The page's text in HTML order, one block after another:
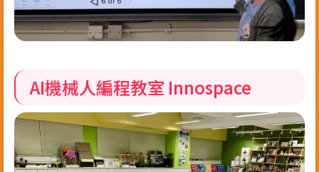
AI機械人編程教室 Innospace